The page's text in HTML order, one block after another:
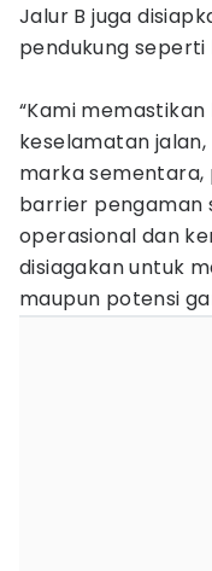
Jalur B juga
pendukung
“Kami
keselamatan
marka sementara,
barrier pengaman
operasional dan
disiagakan untuk
maupun potensi